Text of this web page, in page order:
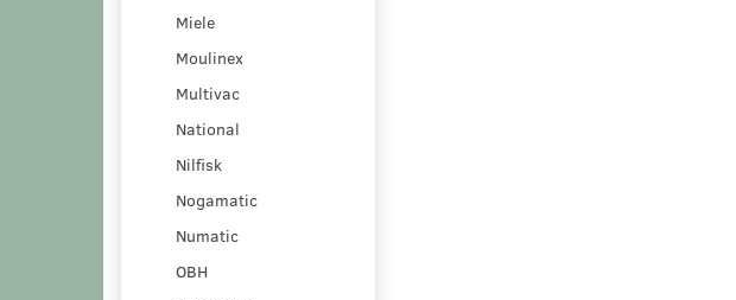
Miele
Moulinex
Multivac
National
Nilfisk
Nogamatic
Numatic
OBH